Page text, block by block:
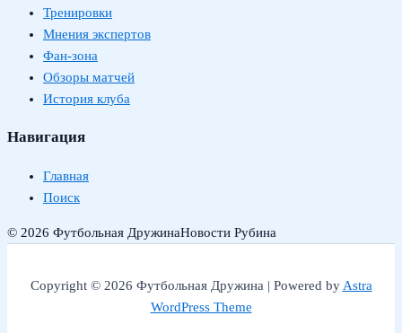
Тренировки
Мнения экспертов
Фан-зона
Обзоры матчей
История клуба
Навигация
Главная
Поиск
© 2026 Футбольная ДружинаНовости Рубина
Copyright © 2026 Футбольная Дружина | Powered byAstra
WordPress Theme